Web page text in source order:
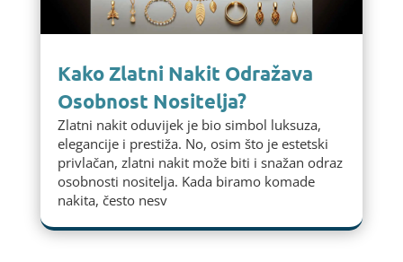
Kako Zlatni Nakit Odražava
Osobnost Nositelja?
Zlatni nakit oduvijek je bio simbol luksuza,
elegancije i prestiža. No, osim što je estetski
privlačan, zlatni nakit može biti i snažan odraz
osobnosti nositelja. Kada biramo komade
nakita, često nesv